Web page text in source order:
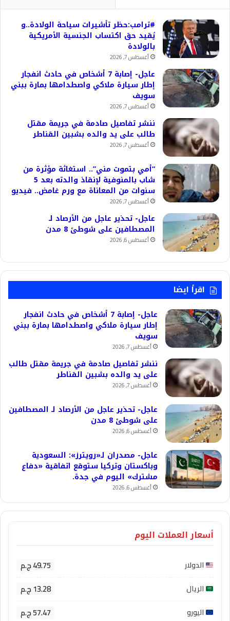
#ترامب:حظر تأشيرات سياحة الولادة..و
يُقيد حق اكتساب الجنسية الأمريكية
بالولادة
أغسطس 7, 2026
عاجل- إصابة 7 أشخاص في حادث انفجار
إطار سيارة ملاكي واصطدامها بمارة ببني
سويف
أغسطس 7, 2026
ننشر تفاصيل صادمة في جريمة مقتل
طالب على يد والده بشبين القناطر
أغسطس 7, 2026
“أمي بتموت مني”.. استغاثة مؤثرة من
شاب بالمنوفية لإنقاذ والدته بعد 5
سنوات من المعاناة مع ورم غامض.. فيديو
أغسطس 7, 2026
عاجل- تحذير عاجل من الأرصاد لـ
المصطافين على شوطئ 8 مدن
أغسطس 6, 2026
اقرأ ايضا
عاجل- إصابة 7 أشخاص في حادث انفجار
إطار سيارة ملاكي واصطدامها بمارة ببني
سويف
أغسطس 7, 2026
ننشر تفاصيل صادمة في جريمة مقتل طالب
على يد والده بشبين القناطر
أغسطس 7, 2026
عاجل- تحذير عاجل من الأرصاد لـ المصطافين
على شوطئ 8 مدن
أغسطس 6, 2026
عاجل- مصدران لـ«رويترز»: السعودية
وباكستان وتركيا ستوقع اتفاقية «دفاع
مشترك» اليوم في جدة.
أغسطس 6, 2026
أسعار العملات اليوم
الدولار 49.75 ج.م
الريال 13.28 ج.م
اليورو 57.47 ج.م